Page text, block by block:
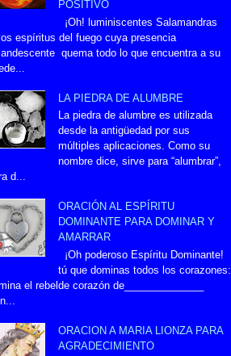
POSITIVO
¡Oh! luminiscentes Salamandras
espíritus del fuego cuya presencia
quema todo lo que encuentra a su
LA PIEDRA DE ALUMBRE
La piedra de alumbre es utilizada
desde la antigüedad por sus
múltiples aplicaciones. Como su
nombre dice, sirve para “alumbrar”,
d...
ORACIÓN AL ESPÍRITU
DOMINANTE PARA DOMINAR Y
AMARRAR
¡Oh poderoso Espíritu Dominante!
tú que dominas todos los corazones:
el rebelde corazón de______________
ORACION A MARIA LIONZA PARA
AGRADECIMIENTO